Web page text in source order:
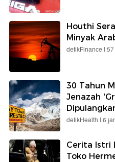
Houthi
Minyak
detikFinance |
30 Tahun
Jenazah
detikHealth | 6
Cerita Istri
Toko